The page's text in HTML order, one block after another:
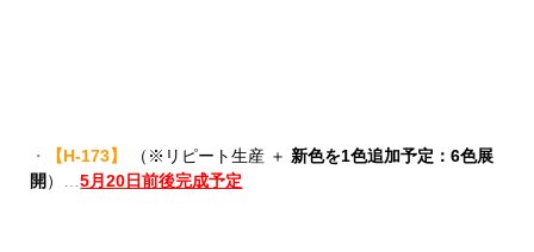
・ 【H-173】 （※リピート生産 ＋ 新色を1色追加予定：6色展
開 ） …5月20日前後完成予定